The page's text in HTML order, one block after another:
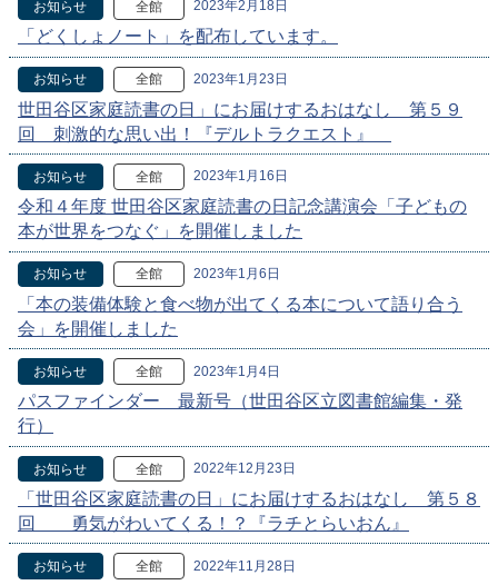
お知らせ 全館 2023年2月18日
「どくしょノート」を配布しています。
お知らせ 全館 2023年1月23日
世田谷区家庭読書の日」にお届けするおはなし 第５９
回 刺激的な思い出！『デルトラクエスト』
お知らせ 全館 2023年1月16日
令和４年度 世田谷区家庭読書の日記念講演会「子どもの
本が世界をつなぐ」を開催しました
お知らせ 全館 2023年1月6日
「本の装備体験と食べ物が出てくる本について語り合う
会」を開催しました
お知らせ 全館 2023年1月4日
パスファインダー 最新号（世田谷区立図書館編集・発
行）
お知らせ 全館 2022年12月23日
「世田谷区家庭読書の日」にお届けするおはなし 第５８
回 勇気がわいてくる！？『ラチとらいおん』
お知らせ 全館 2022年11月28日